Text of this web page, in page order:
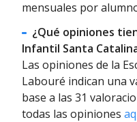
mensuales por
¿Qué opiniones
Infantil Santa
Las opiniones de la
Labouré indican una
base a las 31
todas las opiniones